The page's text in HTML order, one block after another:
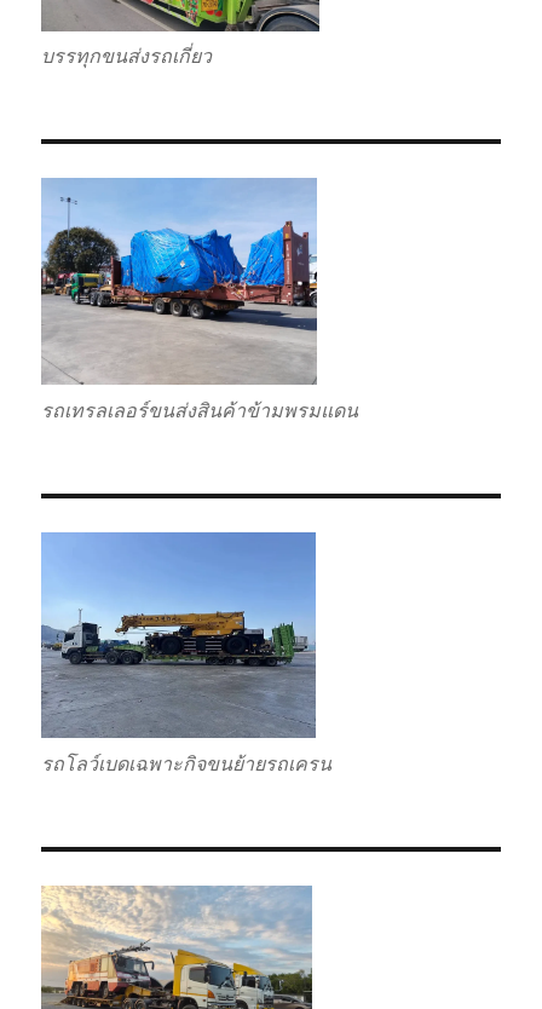
บรรทุกขนส่งรถเกี่ยว
รถเทรลเลอร์ขนส่งสินค้าข้ามพรมแดน
รถโลว์เบดเฉพาะกิจขนย้ายรถเครน